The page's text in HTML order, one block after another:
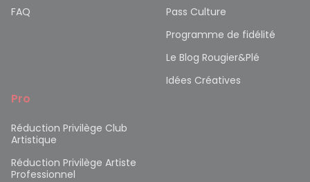
FAQ
Pass Culture
Programme de fidélité
Le Blog Rougier&Plé
Idées Créatives
Pro
Réduction Privilège Club
Artistique
Réduction Privilège Artiste
Professionnel